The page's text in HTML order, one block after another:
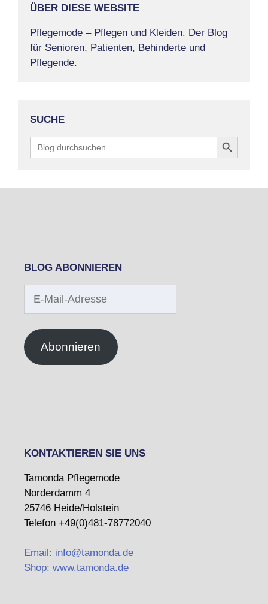
ÜBER DIESE WEBSITE
Pflegemode – Pflegen und Kleiden. Der Blog
für Senioren, Patienten, Behinderte und
Pflegende.
SUCHE
Search
for:
Search Button
BLOG ABONNIEREN
Mail-
Abonnieren
KONTAKTIEREN SIE UNS
Tamonda Pflegemode
Norderdamm 4
25746 Heide/Holstein
Telefon +49(0)481-78772040
Email: info@tamonda.de
Shop: www.tamonda.de